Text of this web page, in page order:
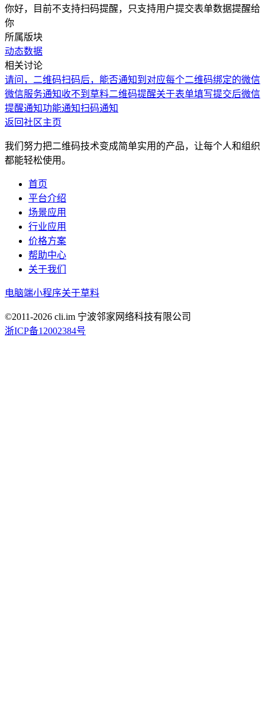
你好，目前不支持扫码提醒，只支持用户提交表单数据提醒给
你
所属版块
动态数据
相关讨论
请问，二维码扫码后，能否通知到对应每个二维码绑定的微信
微信服务通知收不到草料二维码提醒关于表单填写提交后微信
提醒通知功能通知扫码通知
返回社区主页
我们努力把二维码技术变成简单实用的产品，让每个人和组织
都能轻松使用。
首页
平台介绍
场景应用
行业应用
价格方案
帮助中心
关于我们
电脑端小程序关于草料
©2011-2026 cli.im 宁波邻家网络科技有限公司
浙ICP备12002384号